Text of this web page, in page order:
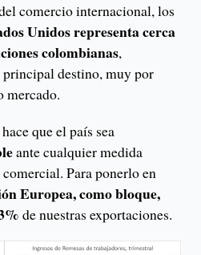
comercio internacional, los
Unidos representa cerca
colombianas,
destino, muy por
mercado.
hace que el país sea
ante cualquier medida
Para ponerlo en
Europea, como bloque,
de nuestras exportaciones.